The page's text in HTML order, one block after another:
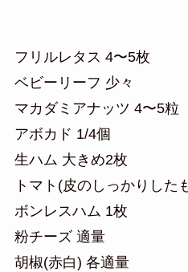
フリルレタス 4〜5枚
ベビーリーフ 少々
マカダミアナッツ 4〜5粒
アボカド 1/4個
生ハム 大きめ2枚
トマト(皮のしっかりした
ボンレスハム 1枚
粉チーズ 適量
胡椒(赤白) 各適量